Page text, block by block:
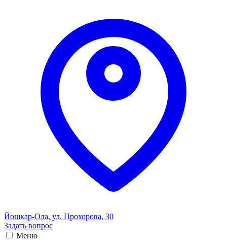
Йошкар-Ола, ул. Прохорова, 30
Задать вопрос
Меню